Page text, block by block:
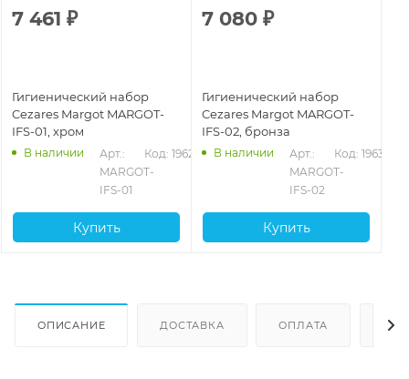
7 461 ₽
Гигиенический набор
Cezares Margot MARGOT-
IFS-01, хром
В наличии
Арт.:
MARGOT-
IFS-01
Код: 19629
Купить
7 080 ₽
Гигиенический набор
Cezares Margot MARGOT-
IFS-02, бронза
В наличии
Арт.:
MARGOT-
IFS-02
Код: 19630
Купить
ОПИСАНИЕ ДОСТАВКА ОПЛАТА